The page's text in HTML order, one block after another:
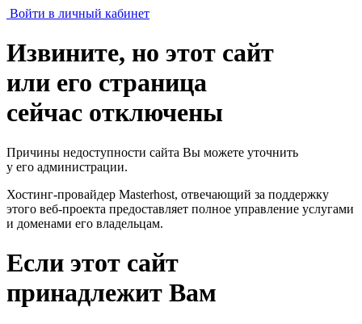
Войти в личный кабинет
Извините, но этот сайт
или его страница
сейчас отключены
Причины недоступности сайта Вы можете уточнить
у его администрации.
Хостинг-провайдер Masterhost, отвечающий за поддержку
этого веб-проекта предоставляет полное управление услугами
и доменами его владельцам.
Если этот сайт
принадлежит Вам